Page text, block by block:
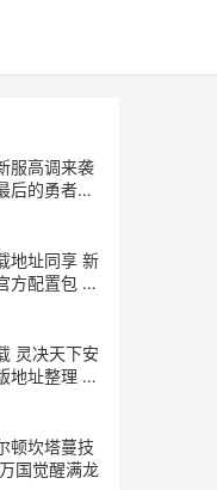
服高调来袭
后的勇者下
后的勇者游
地址同享 新
方配置包 剑
本下载
灵决天下安
地址整理 灵
顿坎塔蔓技
国觉醒满龙